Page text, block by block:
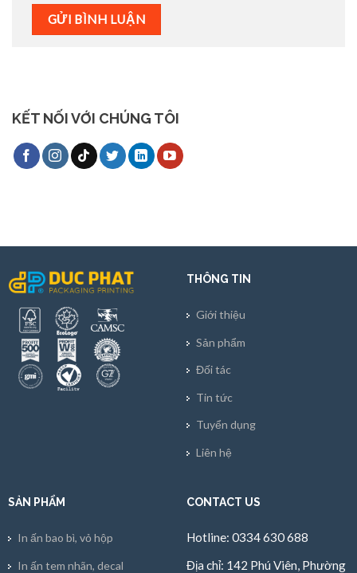
KẾT NỐI VỚI CHÚNG TÔI
THÔNG TIN
Giới thiệu
Sản phẩm
Đối tác
Tin tức
Tuyển dụng
Liên hệ
SẢN PHẨM
In ấn bao bì, vỏ hộp
In ấn tem nhãn, decal
CONTACT US
Hotline: 0334 630 688
Địa chỉ: 142 Phú Viên, Phường